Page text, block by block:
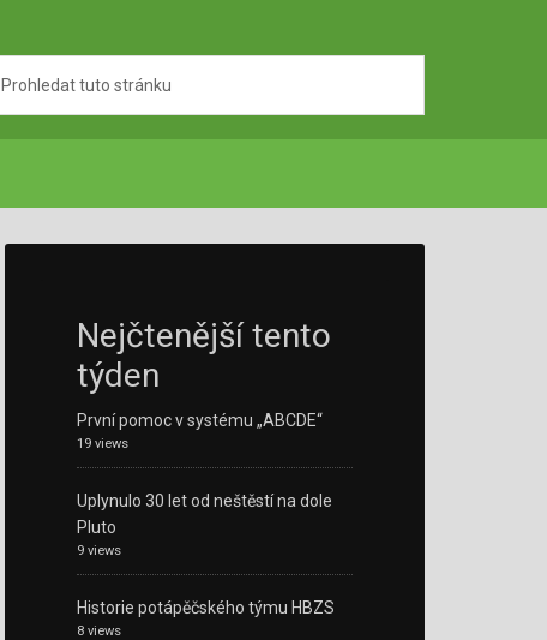
Nejčtenější tento
týden
První pomoc v systému „ABCDE“
19 views
Uplynulo 30 let od neštěstí na dole
Pluto
9 views
Historie potápěčského týmu HBZS
8 views